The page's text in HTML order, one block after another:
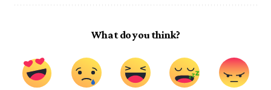
What do you think?